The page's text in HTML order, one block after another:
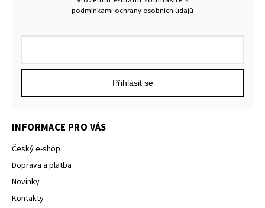
INFORMACE PRO VÁS
Český e-shop
Doprava a platba
Novinky
Kontakty
podmínkami ochrany osobních údajů
Přihlásit se